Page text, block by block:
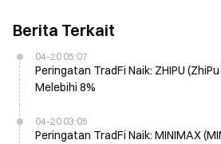
Berita Terkait
04-20 05:07
Peringatan TradFi Naik: ZHIPU
Melebihi 8%
04-20 03:05
Peringatan TradFi Naik: MINIMAX